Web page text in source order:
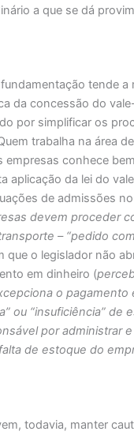
a que se dá
tende a
da concessão do
por simplificar os
trabalha na área
empresas conhece
aplicação da lei do
de admissões
devem proceder
– “pedido
que o legislador não
em dinheiro (
o pagamento
ou “insuficiência” de
por administrar
de estoque do
todavia, manter